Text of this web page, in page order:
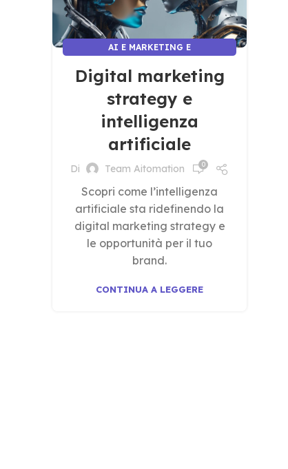
AI E MARKETING E
Digital marketing
strategy e
intelligenza
artificiale
Di Team Aitomation 0
Scopri come l’intelligenza
artificiale sta ridefinendo la
digital marketing strategy e
le opportunità per il tuo
brand.
CONTINUA A LEGGERE